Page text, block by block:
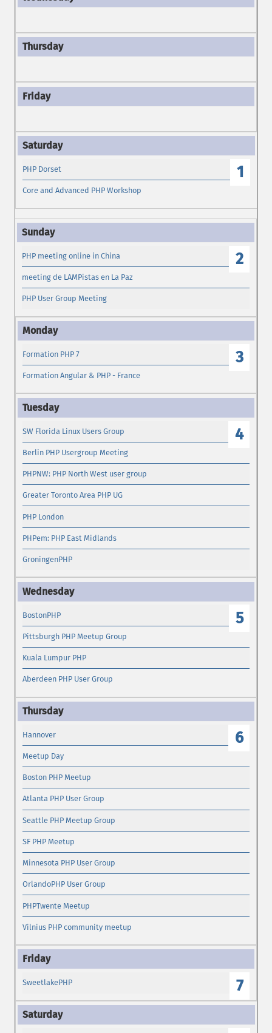
1
PHP Dorset
Core and Advanced PHP Workshop
2
PHP meeting online in China
meeting de LAMPistas en La Paz
PHP User Group Meeting
3
Formation PHP 7
Formation Angular & PHP - France
4
SW Florida Linux Users Group
Berlin PHP Usergroup Meeting
PHPNW: PHP North West user group
Greater Toronto Area PHP UG
PHP London
PHPem: PHP East Midlands
GroningenPHP
5
BostonPHP
Pittsburgh PHP Meetup Group
Kuala Lumpur PHP
Aberdeen PHP User Group
6
Hannover
Meetup Day
Boston PHP Meetup
Atlanta PHP User Group
Seattle PHP Meetup Group
SF PHP Meetup
Minnesota PHP User Group
OrlandoPHP User Group
PHPTwente Meetup
Vilnius PHP community meetup
7
SweetlakePHP